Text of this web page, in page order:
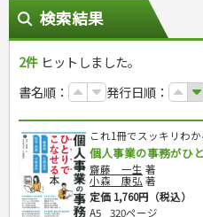
スポーツ
スポーツルール
ゴルフ
トレーニング
ジュニアスポーツ
その他スポーツ
自然・アウトドア・ペット
犬・猫
ペット・飼育
園芸・野菜づくり
雑学
ナンプレ
囲碁・将棋・麻雀
ゲーム・マジック
家相・風水・占い
カルチャー・芸術・趣味
鉄道・車・自転車
音楽・楽器
趣味・鑑賞・カメラ
絵画・デッサン
俳句・詩・ことば
辞典・語学
辞典
語学・旅行会話
運転免許
原付・二輪
普通免許
その他免許
生活・暮らし
料理
料理・レシピ
おもてなし・ごちそう料理
各国料理
お弁当
健康メニュー・ダイエット
調理器具クッキング
お菓子・ケーキ・パン
飲み物・お酒
手芸・クラフト
編み物
ソーイング
クラフト
住まい・インテリア・暮らし
インテリア・ハウジング
収納・掃除・暮らし
美容・ファッション
ダイエット・エクササイズ
メイク・ネイル・ヘア
着物・着つけ
冠婚葬祭・手紙・ペン字
冠婚葬祭・スピーチ・マナ
手紙・ペン字
妊娠・出産・育児
妊娠・出産・育児
離乳食・幼児食・こどもレ
健康と保育
家庭医学・健康
ツボ・マッサージ
健康知識
栄養事典
生活習慣病
看護・介護
介護一般
パネルシアター
指導マニュアル
児童一般
おりがみ・あやとり
なぞなぞ・ゲーム
占い・心理ゲーム
のりもの・ずかん
読み物・絵本
学参・ドリル
夏休みドリル
総復習ドリル
学習・地図
自由研究・読書感想文
就職活動
就職活動
就職試験
公務員試験
資格試験
検定試験・資格試験
英語検定・TOEIC
漢字検定・数学検定
ビジネス
経営・経済・法律
旅行・歴史
検索結果
2件 ヒットしました。
書名順：
発行日順：
これ1冊でスッキリわか
個人事業の事務がひ
齋藤 一生 著
小森 康弘著
定価 1,760円（税込）
A5
320ページ